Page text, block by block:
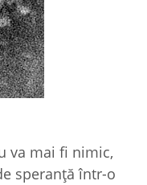
va mai fi nimic,
speranţă într-o